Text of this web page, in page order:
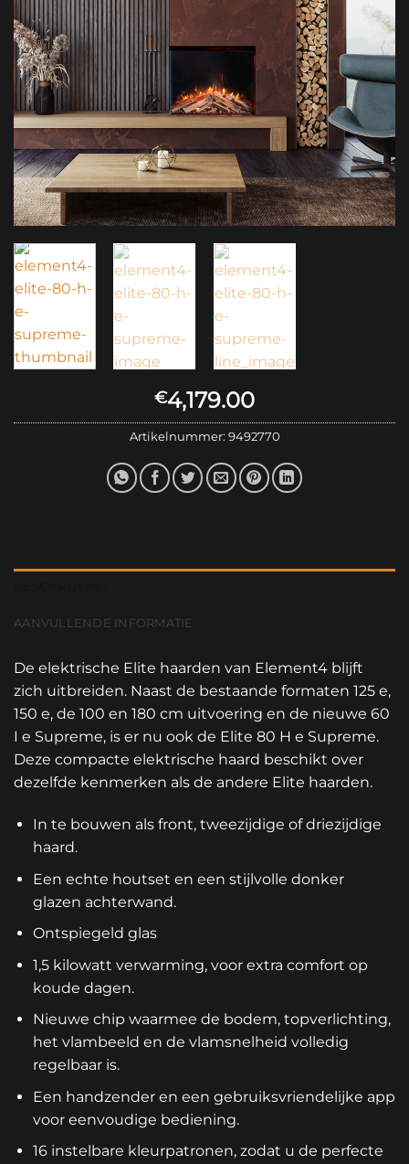
€4,179.00
Artikelnummer: 9492770
AANVULLENDE INFORMATIE
De elektrische Elite haarden van Element4 blijft
zich uitbreiden. Naast de bestaande formaten 125 e,
150 e, de 100 en 180 cm uitvoering en de nieuwe 60
I e Supreme, is er nu ook de Elite 80 H e Supreme.
Deze compacte elektrische haard beschikt over
dezelfde kenmerken als de andere Elite haarden.
In te bouwen als front, tweezijdige of driezijdige
haard.
Een echte houtset en een stijlvolle donker
glazen achterwand.
Ontspiegeld glas
1,5 kilowatt verwarming, voor extra comfort op
koude dagen.
Nieuwe chip waarmee de bodem, topverlichting,
het vlambeeld en de vlamsnelheid volledig
regelbaar is.
Een handzender en een gebruiksvriendelijke app
voor eenvoudige bediening.
16 instelbare kleurpatronen, zodat u de perfecte